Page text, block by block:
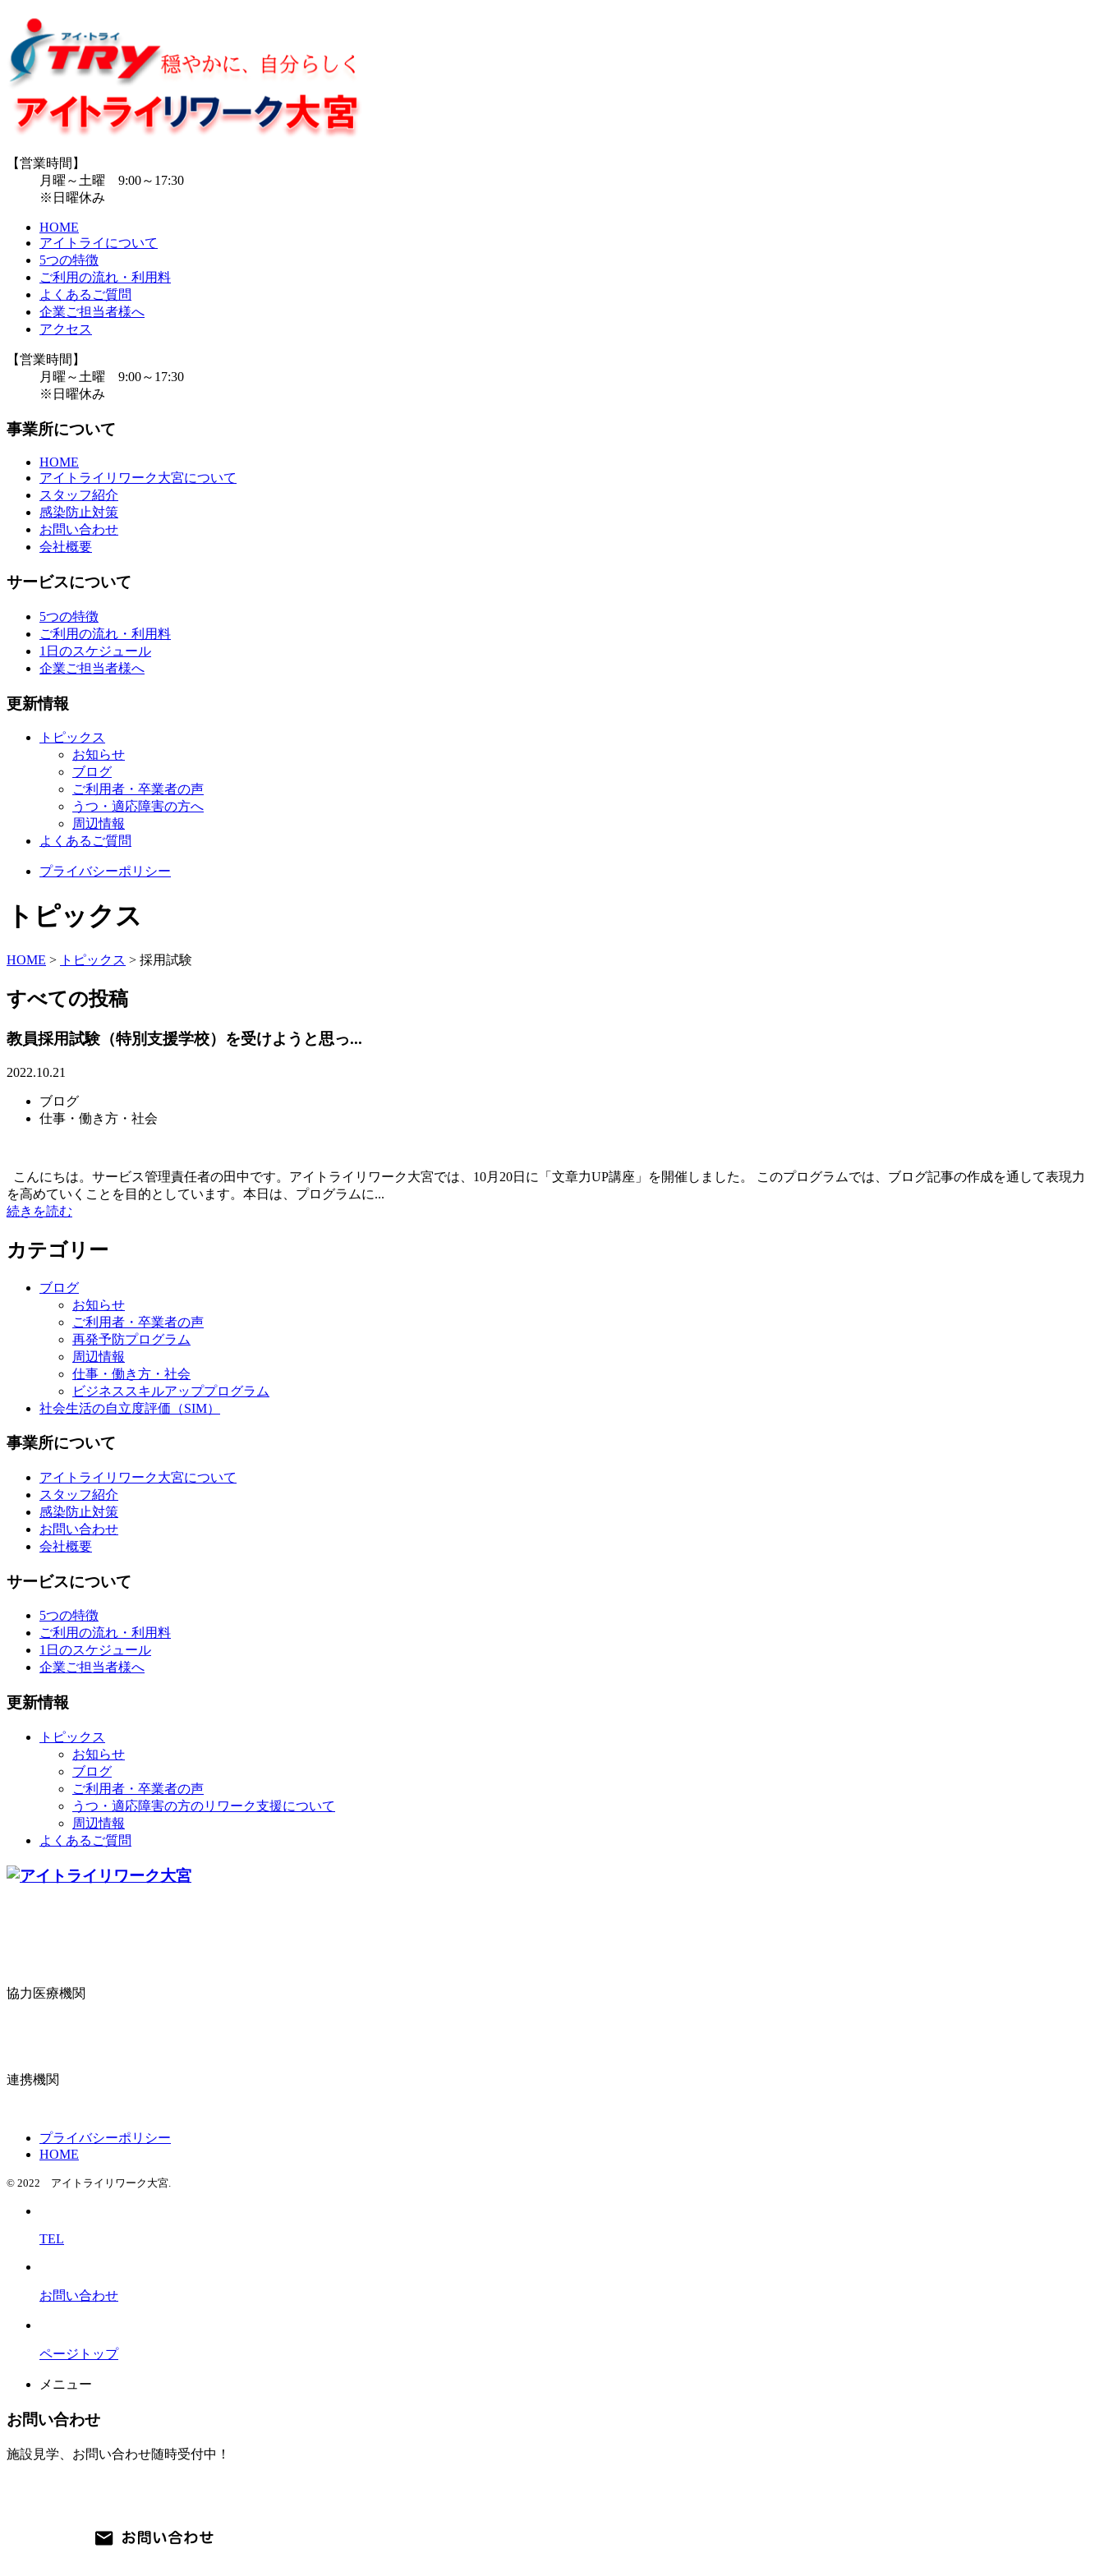
【営業時間】
月曜～土曜 9:00～17:30
※日曜休み
HOME
アイトライについて
5つの特徴
ご利用の流れ・利用料
よくあるご質問
企業ご担当者様へ
アクセス
【営業時間】
月曜～土曜 9:00～17:30
※日曜休み
事業所について
HOME
アイトライリワーク大宮について
スタッフ紹介
感染防止対策
お問い合わせ
会社概要
サービスについて
5つの特徴
ご利用の流れ・利用料
1日のスケジュール
企業ご担当者様へ
更新情報
トピックス
お知らせ
ブログ
ご利用者・卒業者の声
うつ・適応障害の方へ
周辺情報
よくあるご質問
プライバシーポリシー
トピックス
HOME > トピックス > 採用試験
すべての投稿
教員採用試験（特別支援学校）を受けようと思っ...
2022.10.21
ブログ
仕事・働き方・社会
こんにちは。サービス管理責任者の田中です。アイトライリワーク大宮では、10月20日に「文章力UP講座」を開催しました。 このプログラムでは、ブログ記事の作成を通して表現力
を高めていくことを目的としています。本日は、プログラムに...
続きを読む
カテゴリー
ブログ
お知らせ
ご利用者・卒業者の声
再発予防プログラム
周辺情報
仕事・働き方・社会
ビジネススキルアッププログラム
社会生活の自立度評価（SIM）
事業所について
アイトライリワーク大宮について
スタッフ紹介
感染防止対策
お問い合わせ
会社概要
サービスについて
5つの特徴
ご利用の流れ・利用料
1日のスケジュール
企業ご担当者様へ
更新情報
トピックス
お知らせ
ブログ
ご利用者・卒業者の声
うつ・適応障害の方のリワーク支援について
周辺情報
よくあるご質問
協力医療機関
連携機関
プライバシーポリシー
HOME
© 2022 アイトライリワーク大宮.
TEL
お問い合わせ
ページトップ
メニュー
お問い合わせ
施設見学、お問い合わせ随時受付中！